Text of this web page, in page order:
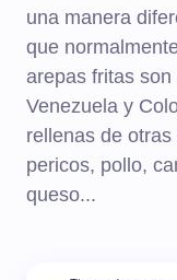
una manera
que
arepas fritas
Venezuela y
rellenas de
pericos, pollo,
queso...